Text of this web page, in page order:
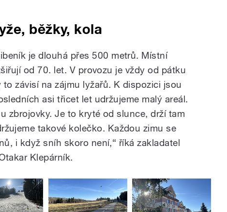
běžky, kola
je dlouhá přes 500 metrů. Místní
od 70. let. V provozu je vždy od pátku
závisí na zájmu lyžařů. K dispozici jsou
asi třicet let udržujeme malý areál.
zbrojovky. Je to kryté od slunce, drží tam
takové kolečko. Každou zimu se
i když sníh skoro není,“ říká zakladatel
Klepárník.